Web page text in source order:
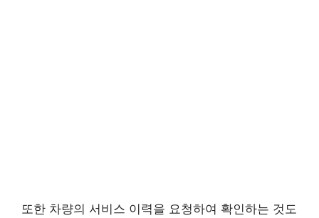
또한 차량의 서비스 이력을 요청하여 확인하는 것도